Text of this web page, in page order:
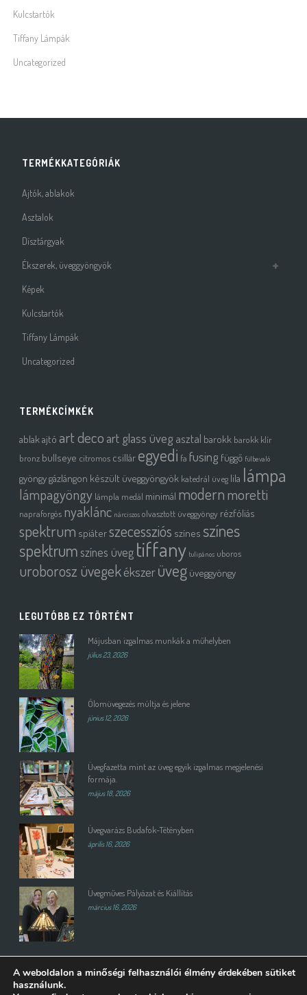
Kulcstartók
Tiffany Lámpák
Uncategorized
TERMÉKKATEGÓRIÁK
Ajtók, ablakok
Asztalok
Dísztárgyak
Ékszerek, üveggyöngyök
Képek
Kulcstartók
Tiffany Lámpák
Uncategorized
TERMÉKCÍMKÉK
ablakajtó art deco art glass üvegasztal barokk barokk klír
bronz bullseye citromos csillár egyedi fa fusing függő fülbevaló
gyöngygázlángon készült üveggyöngyök katedrál üveg lila lámpa
lámpagyöngy lámpla medál minimál modernmoretti
napraforgós nyaklánc nárciszos olvasztott üveggyöngy rézfóliás
spektrum spiáterszecessziós színes színes
spektrumszínes üveg tiffany tulipános uboros
uroborosz üvegekékszerüveg üveggyöngy
LEGUTÓBB EZ TÖRTÉNT
Májusban izgalmas munkák a műhelyben
július 23, 2026
Ólomüvegezés múltja és jelene
június 12, 2026
Üvegfazetta mint az üveg egyik izgalmas megjelenési
formája.
május 18, 2026
Üvegvarázs Budafok-Tétényben
április 16, 2026
Üvegműves Pályázat és Kiállítás
március 16, 2026
A weboldalon a minőségi felhasználói élmény érdekében sütiket
használunk.